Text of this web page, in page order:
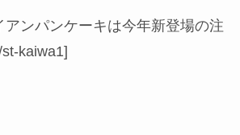
アンパンケーキは今年新登場の注
kaiwa1]